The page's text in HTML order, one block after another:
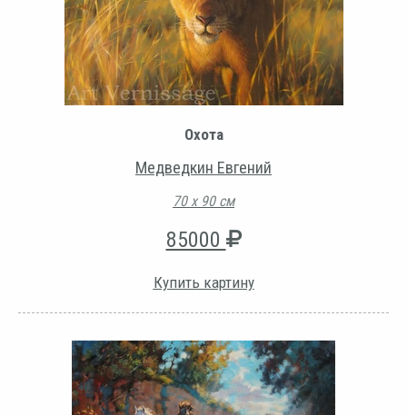
Охота
Медведкин Евгений
70 х 90 см
85000
Купить картину